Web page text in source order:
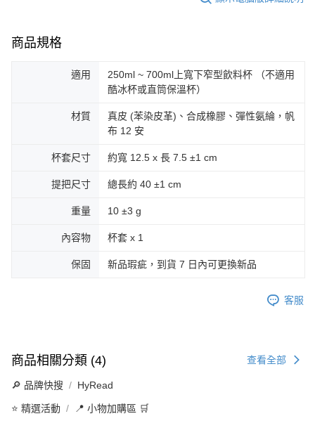
商品規格
適用
250ml ~ 700ml上寬下窄型飲料杯 （不適用
酷冰杯或直筒保溫杯）
材質
真皮 (苯染皮革)、合成橡膠、彈性氨綸，帆
布 12 安
杯套尺寸 約寬 12.5 x 長 7.5 ±1 cm
提把尺寸 總長約 40 ±1 cm
重量 10 ±3 g
內容物 杯套 x 1
保固 新品瑕疵，到貨 7 日內可更換新品
客服
商品相關分類 (4) 查看全部
🔎 品牌快搜 HyRead
⭐ 精選活動 📍 小物加購區 🛒